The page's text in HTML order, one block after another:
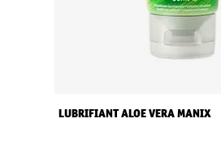
LUBRIFIANT ALOE VERA MANIX